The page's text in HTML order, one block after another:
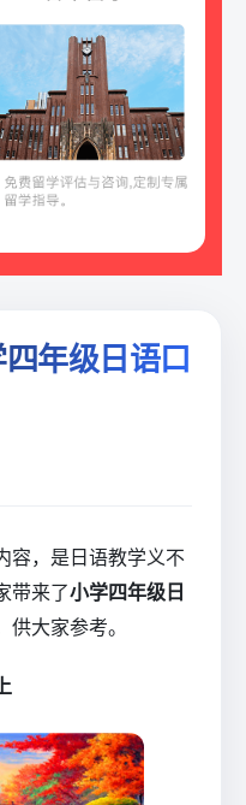
四年级日语口
容，是日语教学义不
带来了小学四年级日
供大家参考。